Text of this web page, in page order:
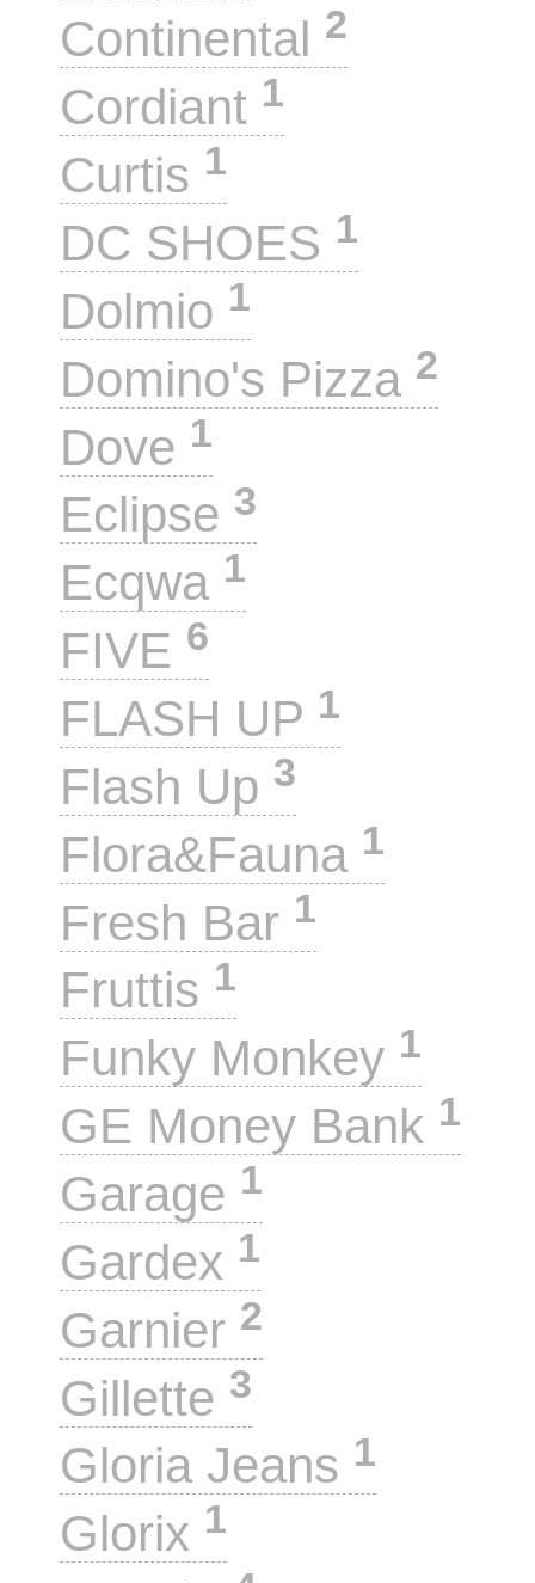
Continental 2
Cordiant 1
Curtis 1
DC SHOES 1
Dolmio 1
Domino's Pizza 2
Dove 1
Eclipse 3
Ecqwa 1
FIVE 6
FLASH UP 1
Flash Up 3
Flora&Fauna 1
Fresh Bar 1
Fruttis 1
Funky Monkey 1
GE Money Bank 1
Garage 1
Gardex 1
Garnier 2
Gillette 3
Gloria Jeans 1
Glorix 1